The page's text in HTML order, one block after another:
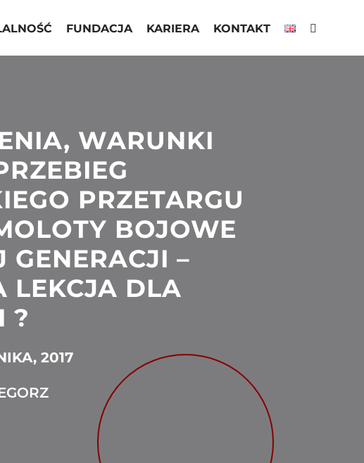
FUNDACJA KARIERA KONTAKT
WARUNKI
PRZETARGU
BOJOWE
GENERACJI –
LEKCJA DLA
?
2017